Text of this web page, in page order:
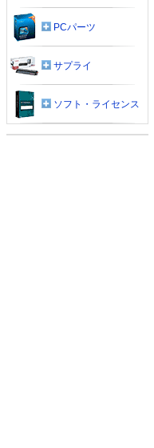
PCパーツ
サプライ
ソフト・ライセンス